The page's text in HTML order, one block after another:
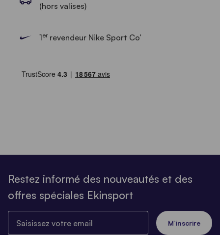
(hors valises)
1errevendeur Nike Sport Co’
Restez informé des nouveautés et des
offres spéciales Ekinsport
M’inscrire